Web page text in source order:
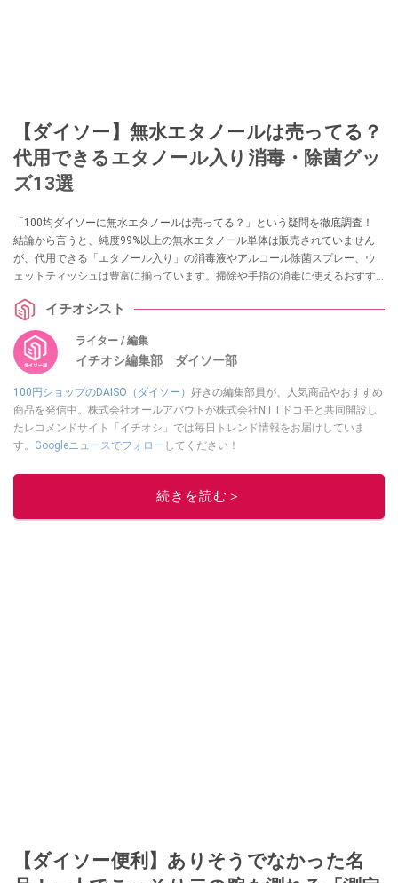
【ダイソー】無水エタノールは売ってる？
代用できるエタノール入り消毒・除菌グッ
ズ13選
「100均ダイソーに無水エタノールは売ってる？」という疑問を徹底調査！
結論から言うと、純度99%以上の無水エタノール単体は販売されていません
が、代用できる「エタノール入り」の消毒液やアルコール除菌スプレー、ウ
ェットティッシュは豊富に揃っています。掃除や手指の消毒に使えるおすす
イチオシスト
ライター / 編集
イチオシ編集部 ダイソー部
100円ショップのDAISO（ダイソー） 好きの編集部員が、人気商品やおすすめ
商品を発信中。株式会社オールアバウトが株式会社NTTドコモと共同開設し
たレコメンドサイト「イチオシ」では毎日トレンド情報をお届けしていま
す。 Googleニュースでフォロー してください！
このイチオシストの他の記事を読む
続きを読む＞
【ダイソー便利】ありそうでなかった名